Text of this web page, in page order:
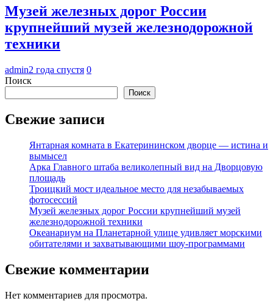
Музей железных дорог России
крупнейший музей железнодорожной
техники
admin2 года спустя 0
Поиск
Поиск
Свежие записи
Янтарная комната в Екатерининском дворце — истина и
вымысел
Арка Главного штаба великолепный вид на Дворцовую
площадь
Троицкий мост идеальное место для незабываемых
фотосессий
Музей железных дорог России крупнейший музей
железнодорожной техники
Океанариум на Планетарной улице удивляет морскими
обитателями и захватывающими шоу-программами
Свежие комментарии
Нет комментариев для просмотра.